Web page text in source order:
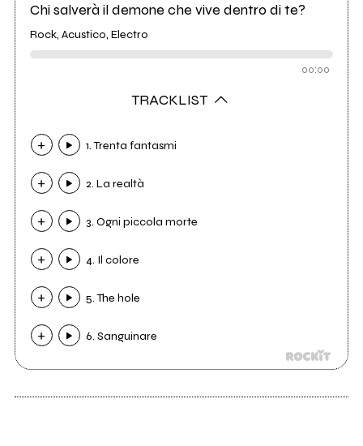
Chi salverà il demone che vive dentro di te?
Rock, Acustico, Electro
00:00
TRACKLIST
1. Trenta fantasmi
2. La realtà
3. Ogni piccola morte
4. Il colore
5. The hole
6. Sanguinare